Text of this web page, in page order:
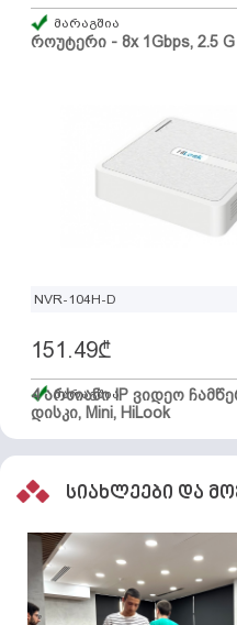
როუტერი - 8x 1Gbps, 2.5
მარაგშია
NVR-104H-D
4 არხიანი IP ვიდეო
დისკი, Mini, HiLook
151.49₾
მარაგშია
სიახლეები და